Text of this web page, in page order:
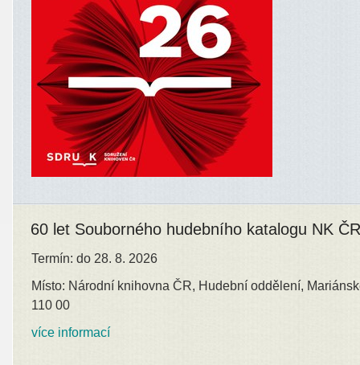
60 let Souborného hudebního katalogu NK ČR
Termín: do 28. 8. 2026
Místo: Národní knihovna ČR, Hudební oddělení,
110 00
více informací